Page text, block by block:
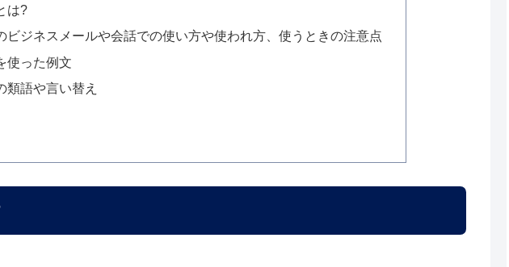
は?
ビジネスメールや会話での使い方や使われ方、使うときの注意点
使った例文
類語や言い替え